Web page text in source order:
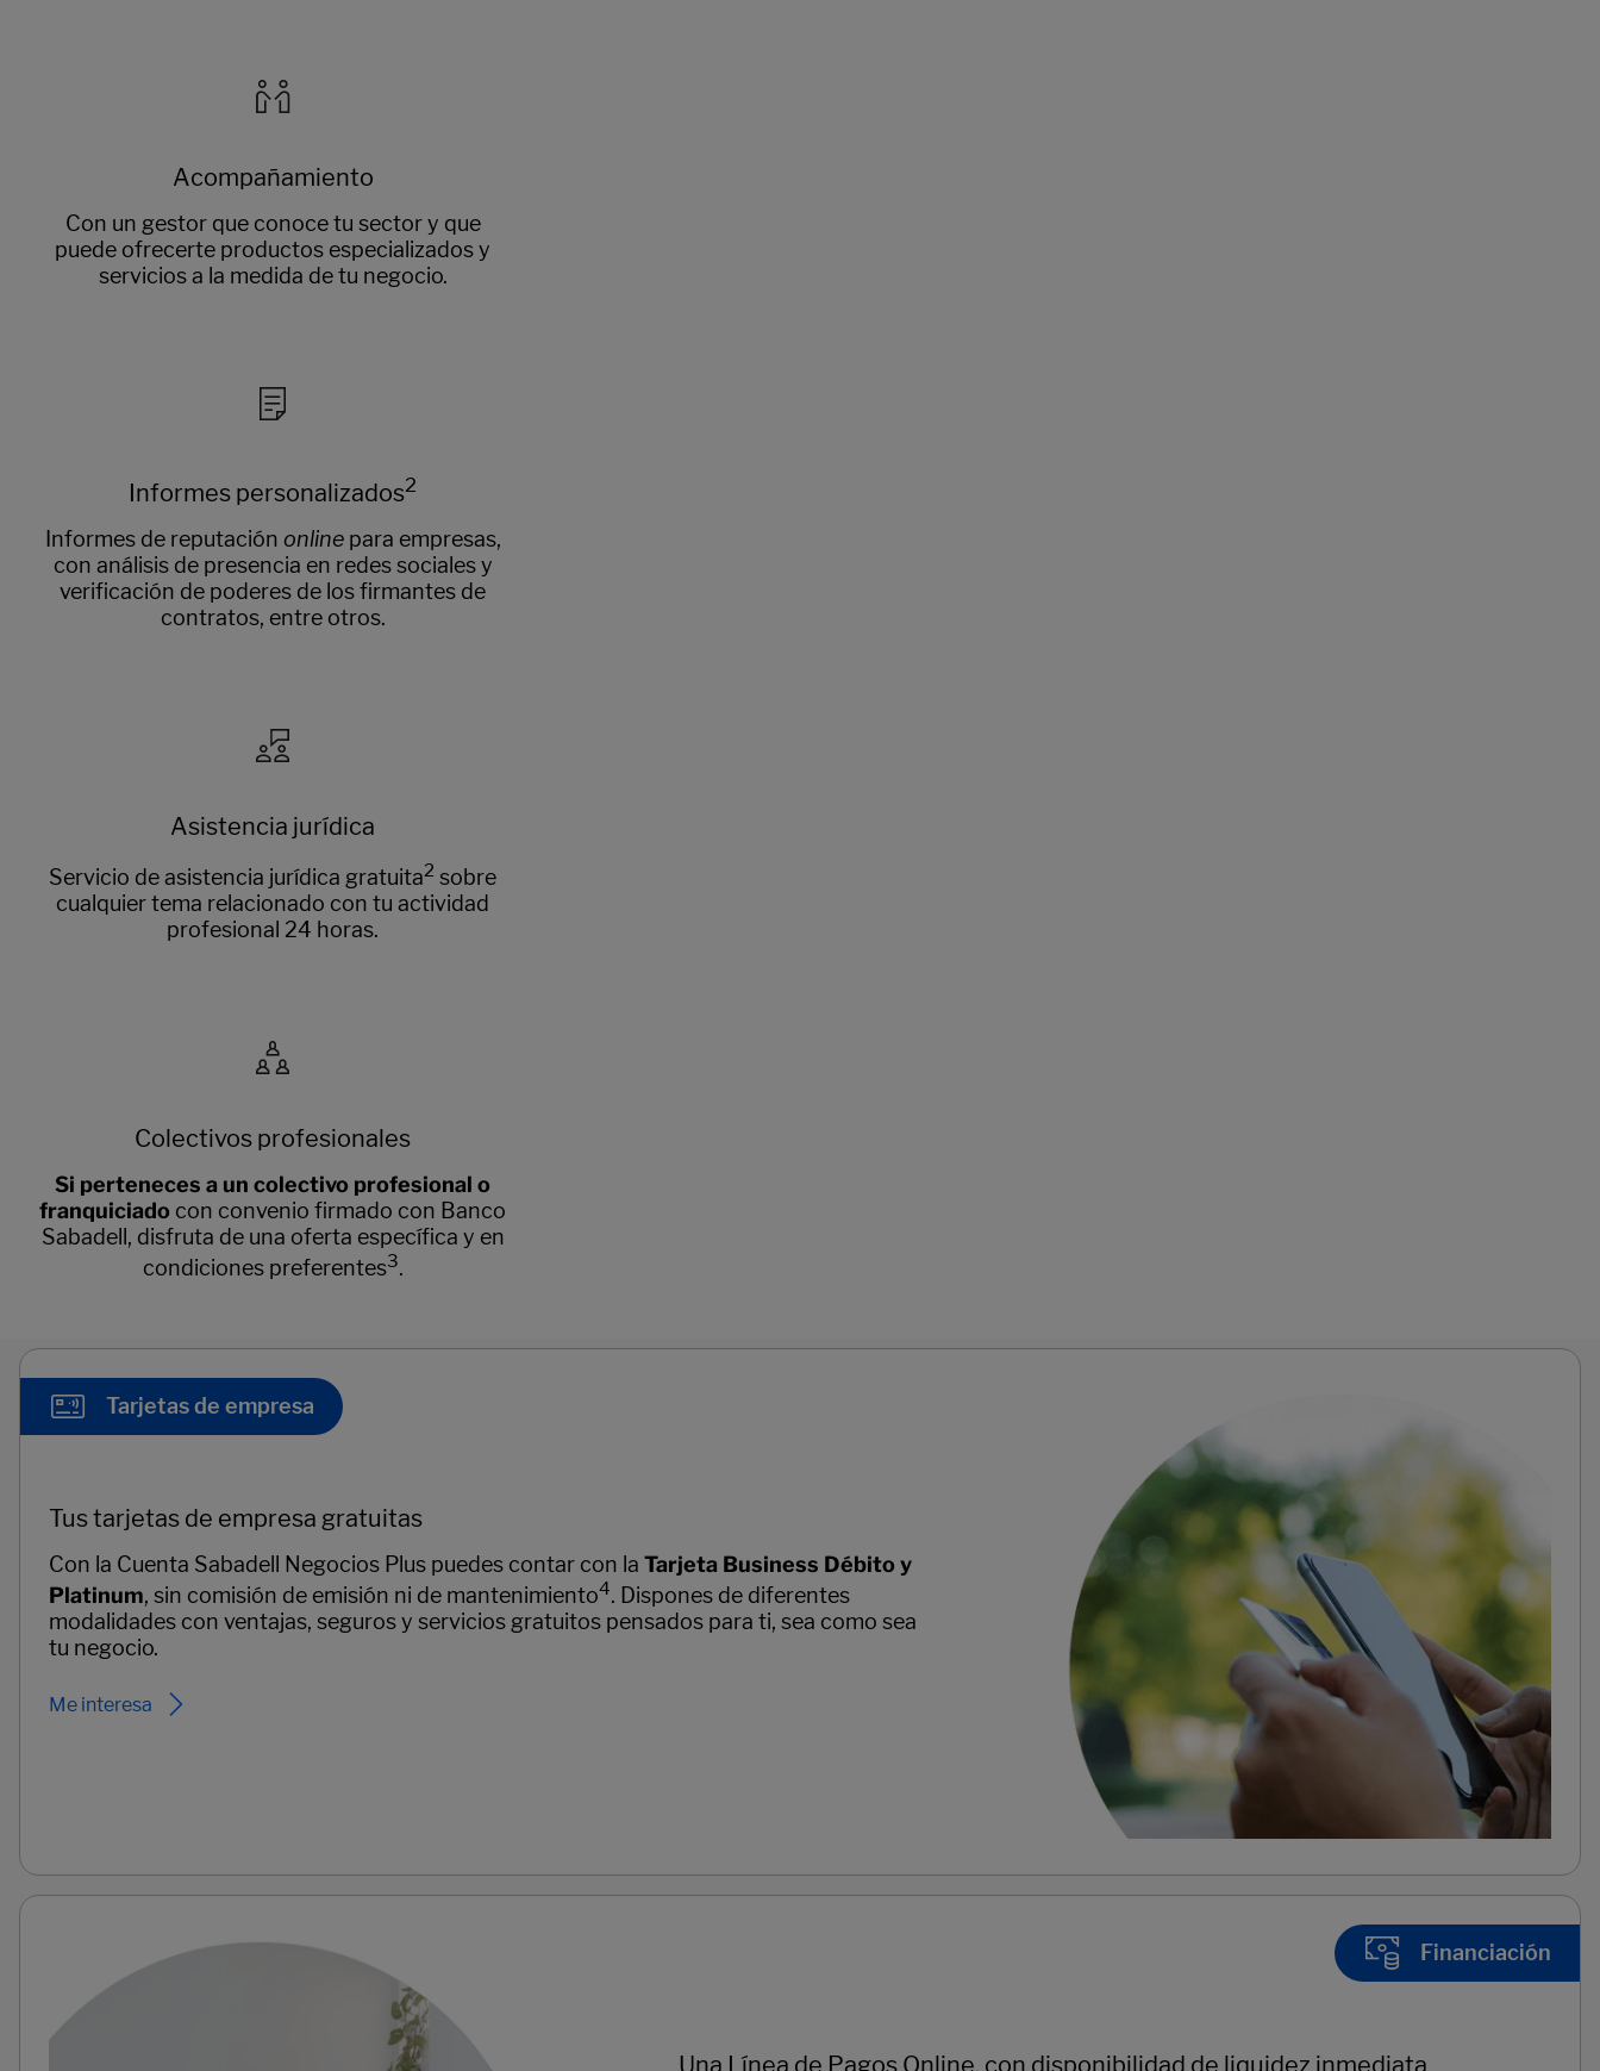
Acompañamiento
Con un gestor que conoce tu sector y que
puede ofrecerte productos especializados y
servicios a la medida de tu negocio.
Informes personalizados2
Informes de reputación online para empresas,
con análisis de presencia en redes sociales y
verificación de poderes de los firmantes de
contratos, entre otros.
Asistencia jurídica
Servicio de asistencia jurídica gratuita2 sobre
cualquier tema relacionado con tu actividad
profesional 24 horas.
Colectivos profesionales
Si perteneces a un colectivo profesional o
franquiciado con convenio firmado con Banco
Sabadell, disfruta de una oferta específica y en
condiciones preferentes3.
Tarjetas de empresa
Tus tarjetas de empresa gratuitas
Con la Cuenta Sabadell Negocios Plus puedes contar con la Tarjeta Business Débito y
Platinum, sin comisión de emisión ni de mantenimiento4. Dispones de diferentes
modalidades con ventajas, seguros y servicios gratuitos pensados para ti, sea como sea
tu negocio.
Me interesa
Financiación
Una Línea de Pagos Online, con disponibilidad de liquidez inmediata